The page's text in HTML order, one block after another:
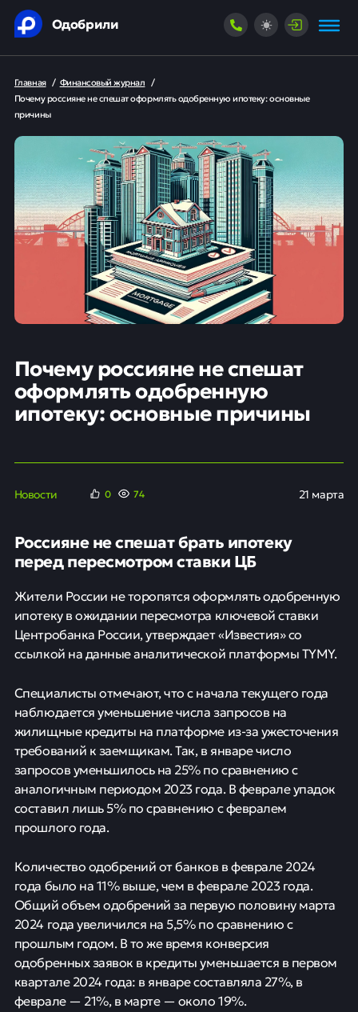
Одобрили
Главная / Финансовый журнал /
Почему россияне не спешат оформлять одобренную ипотеку: основные
причины
Почему россияне не спешат
оформлять одобренную
ипотеку: основные причины
Новости 0 74 21 марта
Россияне не спешат брать ипотеку
перед пересмотром ставки ЦБ
Жители России не торопятся оформлять одобренную
ипотеку в ожидании пересмотра ключевой ставки
Центробанка России, утверждает «Известия» со
ссылкой на данные аналитической платформы TYMY.
Специалисты отмечают, что с начала текущего года
наблюдается уменьшение числа запросов на
жилищные кредиты на платформе из-за ужесточения
требований к заемщикам. Так, в январе число
запросов уменьшилось на 25% по сравнению с
аналогичным периодом 2023 года. В феврале упадок
составил лишь 5% по сравнению с февралем
прошлого года.
Количество одобрений от банков в феврале 2024
года было на 11% выше, чем в феврале 2023 года.
Общий объем одобрений за первую половину марта
2024 года увеличился на 5,5% по сравнению с
прошлым годом. В то же время конверсия
одобренных заявок в кредиты уменьшается в первом
квартале 2024 года: в январе составляла 27%, в
феврале — 21%, в марте — около 19%.